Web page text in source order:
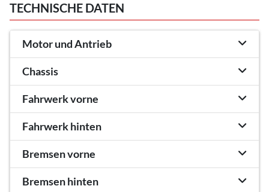
TECHNISCHE DATEN
Motor und Antrieb
Chassis
Fahrwerk vorne
Fahrwerk hinten
Bremsen vorne
Bremsen hinten